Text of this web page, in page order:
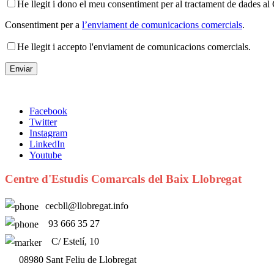
He llegit i dono el meu consentiment per al tractament de dades
Consentiment per a l’enviament de comunicacions comercials.
He llegit i accepto l'enviament de comunicacions comercials.
Facebook
Twitter
Instagram
LinkedIn
Youtube
Centre d'Estudis Comarcals del Baix Llobregat
cecbll@llobregat.info
93 666 35 27
C/ Estelí, 10
08980 Sant Feliu de Llobregat